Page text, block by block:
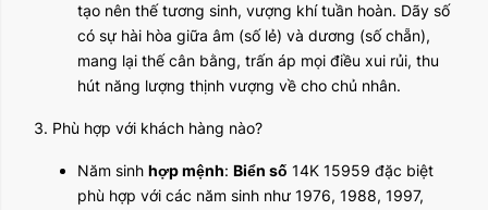
tạo nên thế tương sinh, vượng khí tuần hoàn. Dãy số
có sự hài hòa giữa âm (số lẻ) và dương (số chẵn),
mang lại thế cân bằng, trấn áp mọi điều xui rủi, thu
hút năng lượng thịnh vượng về cho chủ nhân.
3. Phù hợp với khách hàng nào?
Năm sinh hợp mệnh: Biển số 14K 15959 đặc biệt
phù hợp với các năm sinh như 1976, 1988, 1997,